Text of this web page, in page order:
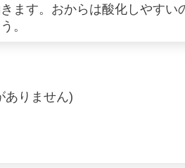
ます。おからは酸化しやすい
。
ありません)